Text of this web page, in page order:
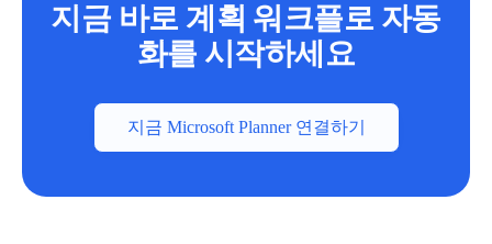
지금 바로 계획 워크플로 자동
화를 시작하세요
지금 Microsoft Planner 연결하기